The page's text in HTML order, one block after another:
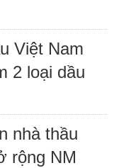
Việt Nam
2 loại dầu
nhà thầu
rộng NM